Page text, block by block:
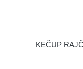
KEČUP